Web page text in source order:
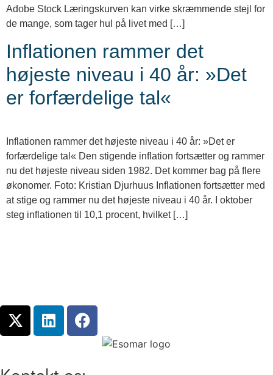
Adobe Stock Læringskurven kan virke skræmmende stejl for
de mange, som tager hul på livet med […]
Inflationen rammer det
højeste niveau i 40 år: »Det
er forfærdelige tal«
Inflationen rammer det højeste niveau i 40 år: »Det er
forfærdelige tal« Den stigende inflation fortsætter og rammer
nu det højeste niveau siden 1982. Det kommer bag på flere
økonomer. Foto: Kristian Djurhuus Inflationen fortsætter med
at stige og rammer nu det højeste niveau i 40 år. I oktober
steg inflationen til 10,1 procent, hvilket […]